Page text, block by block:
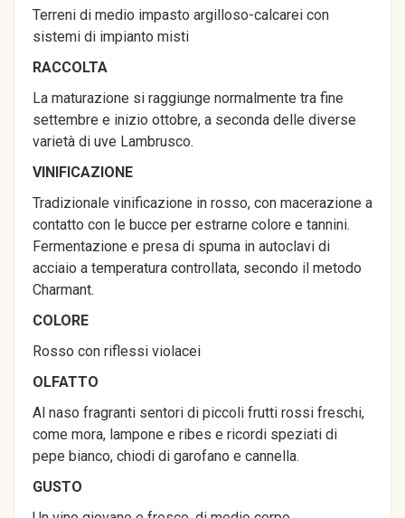
Terreni di medio impasto argilloso-calcarei con
sistemi di impianto misti
RACCOLTA
La maturazione si raggiunge normalmente tra fine
settembre e inizio ottobre, a seconda delle diverse
varietà di uve Lambrusco.
VINIFICAZIONE
Tradizionale vinificazione in rosso, con macerazione a
contatto con le bucce per estrarne colore e tannini.
Fermentazione e presa di spuma in autoclavi di
acciaio a temperatura controllata, secondo il metodo
Charmant.
COLORE
Rosso con riflessi violacei
OLFATTO
Al naso fragranti sentori di piccoli frutti rossi freschi,
come mora, lampone e ribes e ricordi speziati di
pepe bianco, chiodi di garofano e cannella.
GUSTO